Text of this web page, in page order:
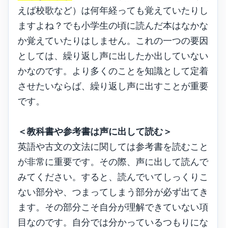
えば校歌など）は何年経っても覚えていたりし
ますよね？でも小学生の頃に読んだ本はなかな
か覚えていたりはしません。これの一つの要因
としては、繰り返し声に出したか出していない
かなのです。より多くのことを知識として定着
させたいならば、繰り返し声に出すことが重要
です。
＜教科書や参考書は声に出して読む＞
英語や古文の文法に関しては参考書を読むこと
が非常に重要です。その際、声に出して読んで
みてください。すると、読んでいてしっくりこ
ない部分や、つまってしまう部分が必ず出てき
ます。その部分こそ自分が理解できていない項
目なのです。自分では分かっているつもりにな